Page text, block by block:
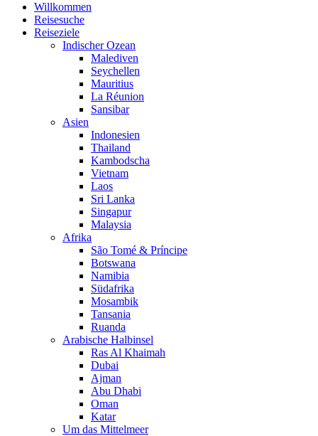
Willkommen
Reisesuche
Reiseziele
Indischer Ozean
Malediven
Seychellen
Mauritius
La Réunion
Sansibar
Asien
Indonesien
Thailand
Kambodscha
Vietnam
Laos
Sri Lanka
Singapur
Malaysia
Afrika
São Tomé & Príncipe
Botswana
Namibia
Südafrika
Mosambik
Tansania
Ruanda
Arabische Halbinsel
Ras Al Khaimah
Dubai
Ajman
Abu Dhabi
Oman
Katar
Um das Mittelmeer